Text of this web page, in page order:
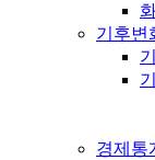
기후변
경제통